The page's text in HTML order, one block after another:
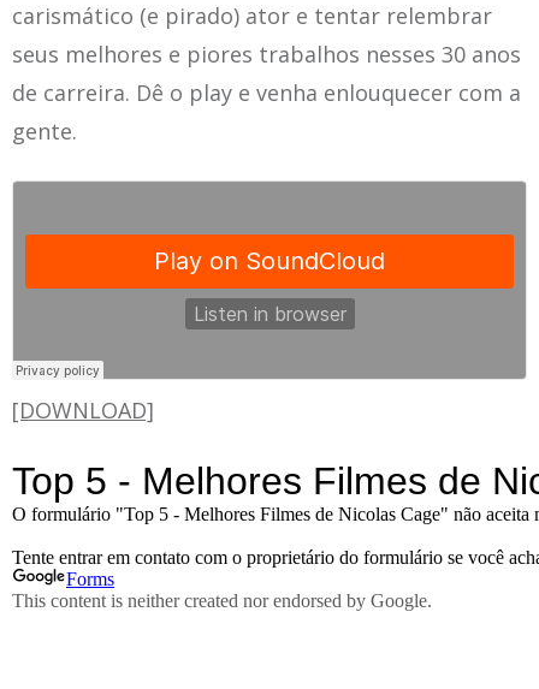
carismático (e pirado) ator e tentar relembrar
seus melhores e piores trabalhos nesses 30 anos
de carreira. Dê o play e venha enlouquecer com a
gente.
[DOWNLOAD]